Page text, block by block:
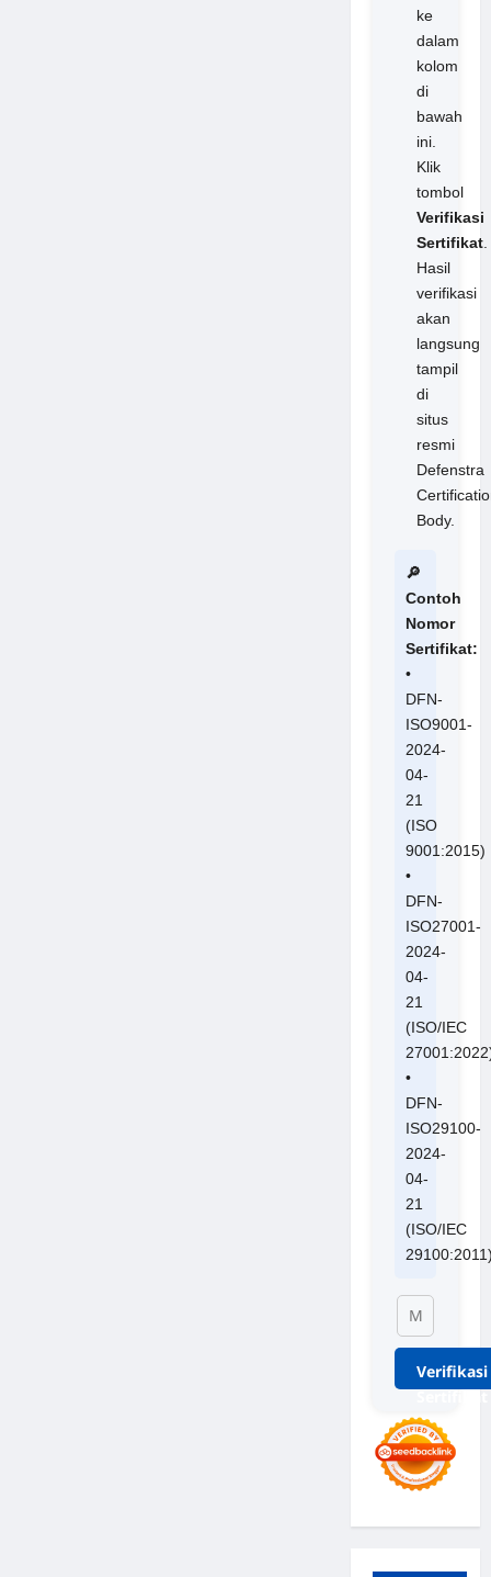
ke
dalam
kolom
di
bawah
ini.
Klik
tombol
Verifikasi
Sertifikat.
Hasil
verifikasi
akan
langsung
tampil
di
situs
resmi
Defenstra
Body.
🔎
Contoh
Nomor
Sertifikat:
•
DFN-
ISO9001-
2024-
04-
21
(ISO
9001:2015)
•
DFN-
ISO27001-
2024-
04-
21
(ISO/IEC
•
DFN-
ISO29100-
2024-
04-
21
(ISO/IEC
Verifikasi
Sertifikat